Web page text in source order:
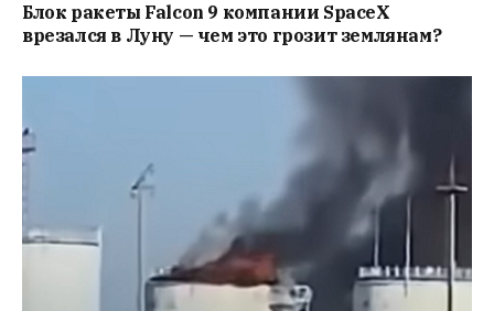
Блок ракеты Falcon 9 компании SpaceX
врезался в Луну — чем это грозит землянам?